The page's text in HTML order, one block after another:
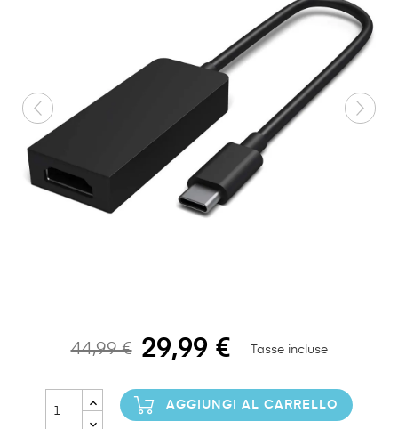
44,99 € 29,99 € Tasse incluse
AGGIUNGI AL CARRELLO